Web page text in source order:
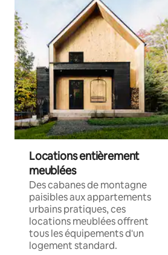
Locations entièrement
meublées
Des cabanes de montagne
paisibles aux appartements
urbains pratiques, ces
locations meublées offrent
tous les équipements d'un
logement standard.